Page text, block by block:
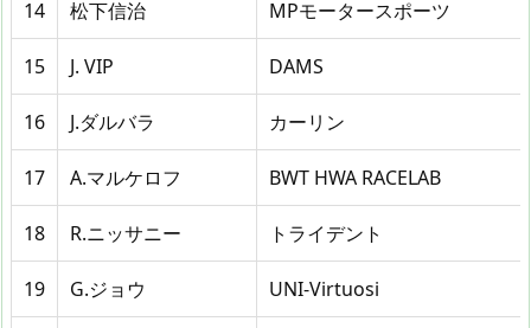
14 松下信治 MPモータースポーツ
15 J. VIP DAMS
16 J.ダルバラ カーリン
17 A.マルケロフ BWT HWA RACELAB
18 R.ニッサニー トライデント
19 G.ジョウ UNI-Virtuosi